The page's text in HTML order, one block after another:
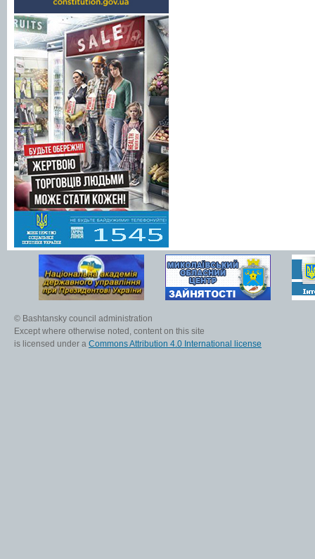
© Bashtansky council administration
Except where otherwise noted, content on this site
is licensed under a Commons Attribution 4.0 International license